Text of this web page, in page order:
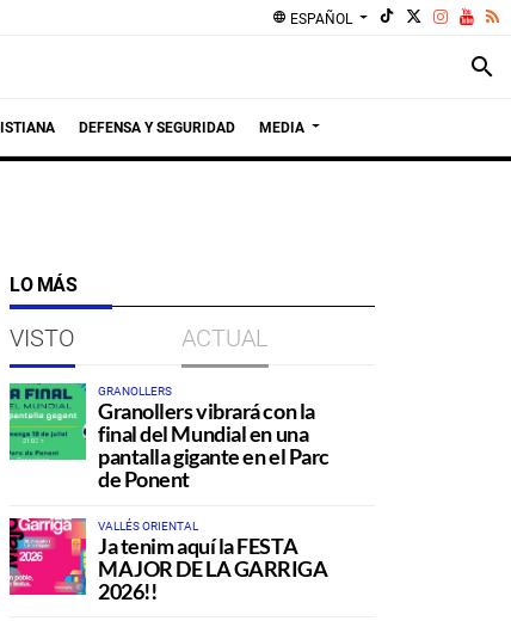
language ESPAÑOL
search
DEFENSA Y SEGURIDAD MEDIA
LO MÁS
VISTO ACTUAL
GRANOLLERS
Granollers vibrará con la
final del Mundial en una
pantalla gigante en el Parc
de Ponent
VALLÉS ORIENTAL
Ja tenim aquí la FESTA
MAJOR DE LA GARRIGA
2026!!